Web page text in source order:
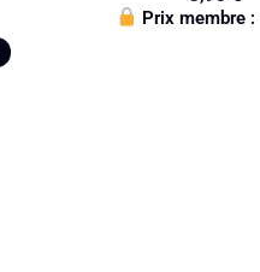
Prix membre :